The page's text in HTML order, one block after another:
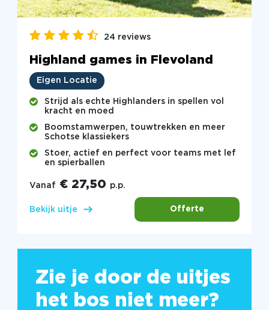
24 reviews
Highland games in Flevoland
Eigen Locatie
Strijd als echte Highlanders in spellen vol
kracht en moed
Boomstamwerpen, touwtrekken en meer
Schotse klassiekers
Stoer, actief en perfect voor teams met lef
en spierballen
Vanaf € 27,50 p.p.
Bekijk uitje Offerte
Zie je door de uitjes
het bos niet meer?